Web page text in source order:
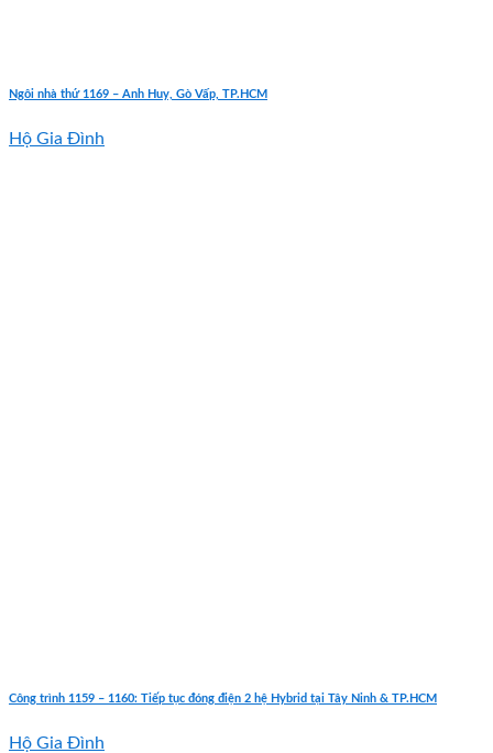
Ngôi nhà thứ 1169 – Anh Huy, Gò Vấp, TP.HCM
Hộ Gia Đình
Công trình 1159 – 1160: Tiếp tục đóng điện 2 hệ Hybrid tại Tây Ninh & TP.HCM
Hộ Gia Đình